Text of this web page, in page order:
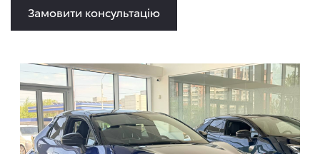
Замовити консультацію